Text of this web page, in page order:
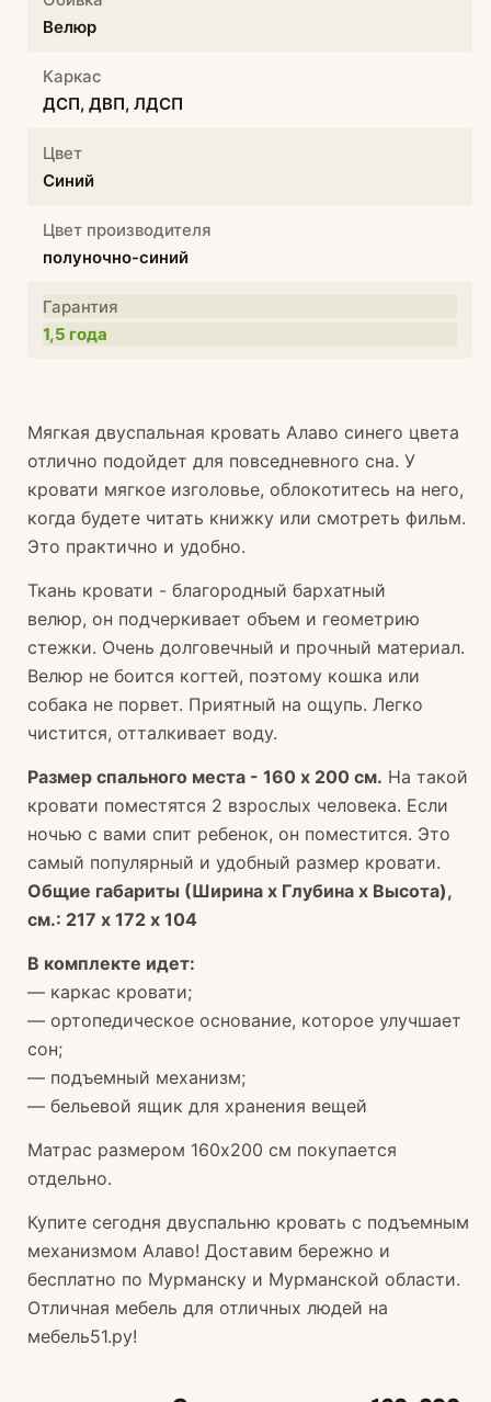
Велюр
Каркас
ДСП, ДВП, ЛДСП
Цвет
Синий
Цвет производителя
полуночно-синий
Гарантия
1,5 года
Мягкая двуспальная кровать Алаво синего цвета
отлично подойдет для повседневного сна. У
кровати мягкое изголовье, облокотитесь на него,
когда будете читать книжку или смотреть фильм.
Это практично и удобно.
Ткань кровати - благородный бархатный
велюр, он подчеркивает объем и геометрию
стежки. Очень долговечный и прочный материал.
Велюр не боится когтей, поэтому кошка или
собака не порвет. Приятный на ощупь. Легко
чистится, отталкивает воду.
Размер спального места - 160 х 200 см. На такой
кровати поместятся 2 взрослых человека. Если
ночью с вами спит ребенок, он поместится. Это
самый популярный и удобный размер кровати.
Общие габариты (Ширина х Глубина х Высота),
см.: 217 х 172 х 104
В комплекте идет:
— каркас кровати;
— ортопедическое основание, которое улучшает
сон;
— подъемный механизм;
— бельевой ящик для хранения вещей
Матрас размером 160х200 см покупается
отдельно.
Купите сегодня двуспальню кровать с подъемным
механизмом Алаво! Доставим бережно и
бесплатно по Мурманску и Мурманской области.
Отличная мебель для отличных людей на
мебель51.ру!